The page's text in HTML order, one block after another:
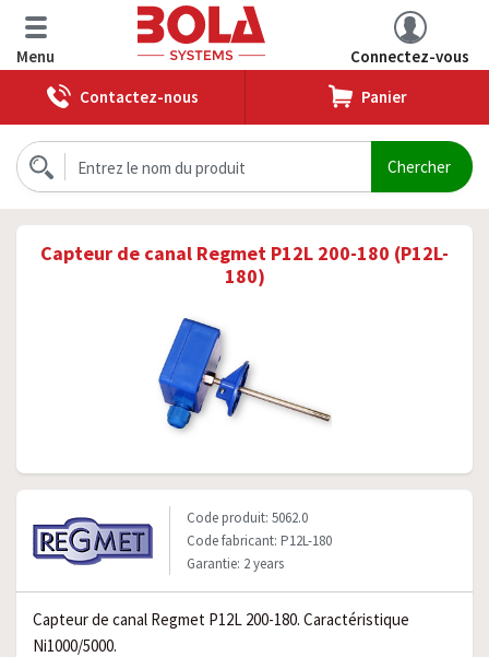
Menu
Connectez-vous
Contactez-nous
Panier
Capteur de canal Regmet P12L 200-180 (P12L-
180)
Code produit: 5062.0
Code fabricant: P12L-180
Garantie: 2 years
Capteur de canal Regmet P12L 200-180. Caractéristique
Ni1000/5000.